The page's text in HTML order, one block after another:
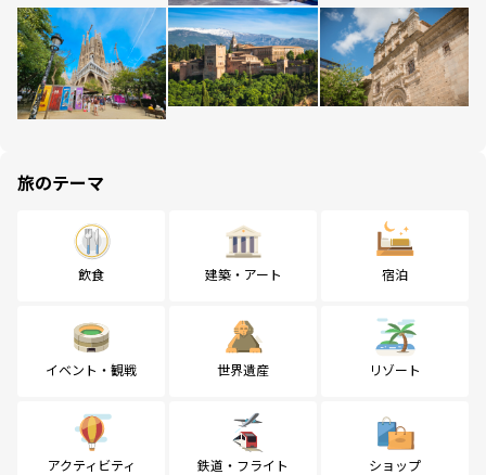
旅のテーマ
飲食 建築・アート 宿泊
イベント・観戦 世界遺産 リゾート
アクティビティ 鉄道・フライト ショップ